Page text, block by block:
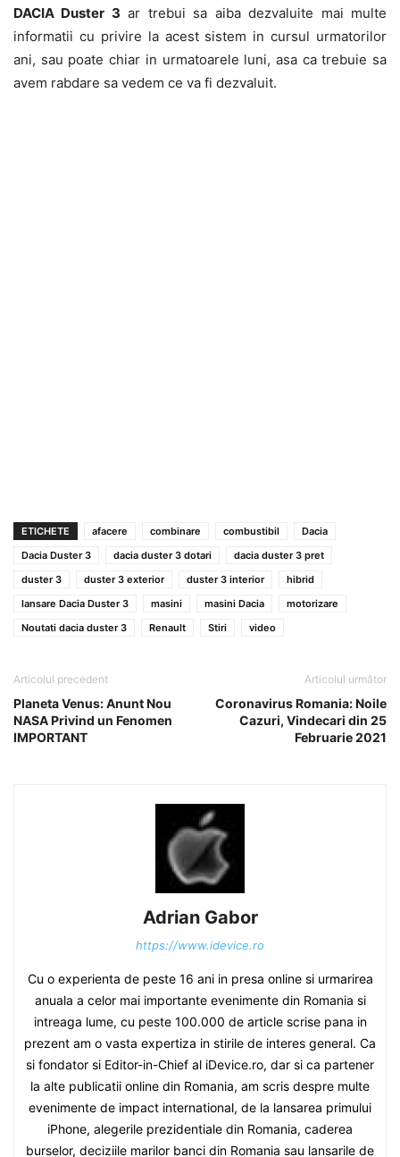
DACIA Duster 3 ar trebui sa aiba dezvaluite mai multe
informatii cu privire la acest sistem in cursul urmatorilor
ani, sau poate chiar in urmatoarele luni, asa ca trebuie sa
avem rabdare sa vedem ce va fi dezvaluit.
ETICHETE afacere combinare combustibil
Dacia
Dacia Duster 3
dacia duster 3 dotari
dacia duster 3 pret
duster 3
duster 3 exterior duster 3 interior
hibrid
lansare Dacia Duster 3
masini masini Dacia
motorizare
Noutati dacia duster 3
Renault Stiri video
Articolul precedent
Planeta Venus: Anunt Nou
NASA Privind un Fenomen
IMPORTANT
Articolul următor
Coronavirus Romania: Noile
Cazuri, Vindecari din 25
Februarie 2021
Adrian Gabor
https://www.idevice.ro
Cu o experienta de peste 16 ani in presa online si urmarirea
anuala a celor mai importante evenimente din Romania si
intreaga lume, cu peste 100.000 de article scrise pana in
prezent am o vasta expertiza in stirile de interes general. Ca
si fondator si Editor-in-Chief al iDevice.ro, dar si ca partener
la alte publicatii online din Romania, am scris despre multe
evenimente de impact international, de la lansarea primului
iPhone, alegerile prezidentiale din Romania, caderea
burselor, deciziile marilor banci din Romania sau lansarile de